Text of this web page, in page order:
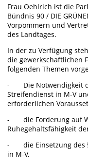
Frau Oehlrich ist die
Bündnis 90 / DIE
Vorpommern und
des Landtages.
In der zu Verfügung
die gewerkschaftlichen
folgenden Themen
- Die Notwendigkeit
Streifendienst in M-V
erforderlichen
- die Forderung auf
Ruhegehaltsfähigkeit
- die Einsetzung des
in M-V,